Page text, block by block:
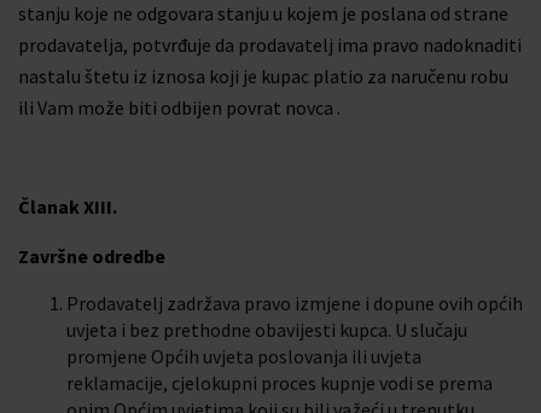
stanju koje ne odgovara stanju u kojem je poslana od strane
prodavatelja, potvrđuje da prodavatelj ima pravo nadoknaditi
nastalu štetu iz iznosa koji je kupac platio za naručenu robu
ili Vam može biti odbijen povrat novca .
Članak XIII.
Završne odredbe
Prodavatelj zadržava pravo izmjene i dopune ovih općih
uvjeta i bez prethodne obavijesti kupca. U slučaju
promjene Općih uvjeta poslovanja ili uvjeta
reklamacije, cjelokupni proces kupnje vodi se prema